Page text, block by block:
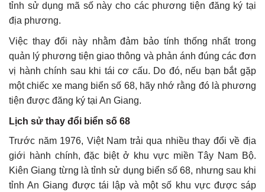
tỉnh sử dụng mã số này cho các phương tiện đăng ký tại
địa phương.
Việc thay đổi này nhằm đảm bảo tính thống nhất trong
quản lý phương tiện giao thông và phản ánh đúng các đơn
vị hành chính sau khi tái cơ cấu. Do đó, nếu bạn bắt gặp
một chiếc xe mang biển số 68, hãy nhớ rằng đó là phương
tiện được đăng ký tại An Giang.
Lịch sử thay đổi biển số 68
Trước năm 1976, Việt Nam trải qua nhiều thay đổi về địa
giới hành chính, đặc biệt ở khu vực miền Tây Nam Bộ.
Kiên Giang từng là tỉnh sử dụng biển số 68, nhưng sau khi
tỉnh An Giang được tái lập và một số khu vực được sáp